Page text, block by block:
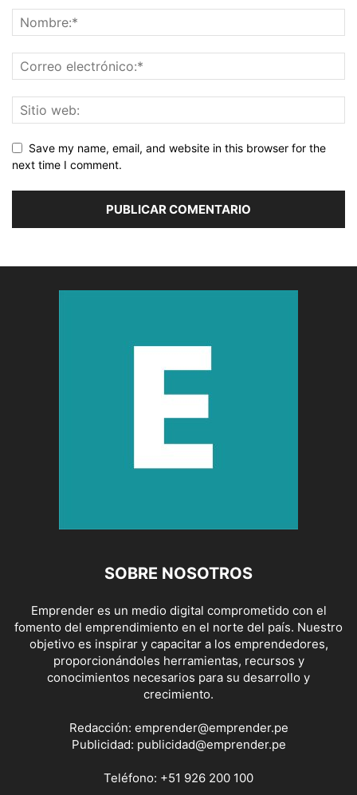
Save my name, email, and website in this browser for the
next time I comment.
SOBRE NOSOTROS
Emprender es un medio digital comprometido con el
fomento del emprendimiento en el norte del país. Nuestro
objetivo es inspirar y capacitar a los emprendedores,
proporcionándoles herramientas, recursos y
conocimientos necesarios para su desarrollo y
crecimiento.
Redacción: emprender@emprender.pe
Publicidad: publicidad@emprender.pe
Teléfono: +51 926 200 100